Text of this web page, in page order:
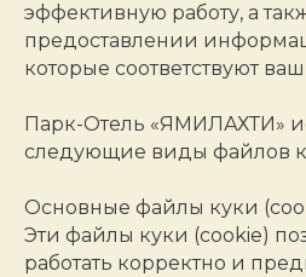
эффективную работу, а
предоставлении
которые соответствуют
Парк-Отель «ЯМИЛАХТИ»
следующие виды файлов
Основные файлы куки
Эти файлы куки (cookie)
работать корректно и